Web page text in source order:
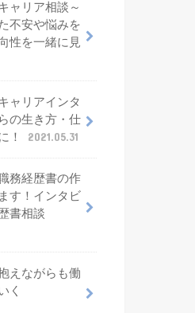
ャリア相談～
不安や悩みを
性を一緒に見
ャリアインタ
の生き方・仕
！
2021.05.31
務経歴書の作
す！インタビ
書相談
えながらも働
く